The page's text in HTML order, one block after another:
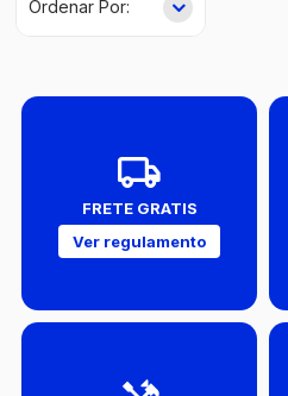
FRETE GRATIS
Ver regulamento